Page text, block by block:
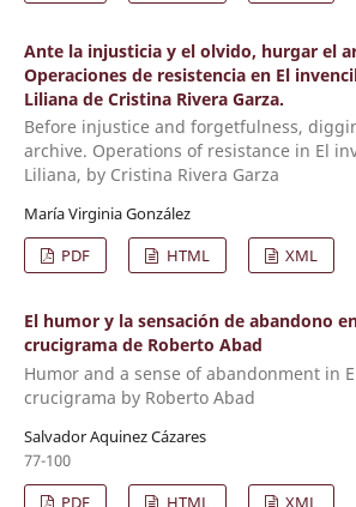
Ante la injusticia y el olvido, hurgar el
Operaciones de resistencia en El
Liliana de Cristina Rivera Garza.
Before injustice and forgetfulness,
archive. Operations of resistance in El
Liliana, by Cristina Rivera Garza
María Virginia González
PDF
HTML XML
El humor y la sensación de abandono
crucigrama de Roberto Abad
Humor and a sense of abandonment in
crucigrama by Roberto Abad
Salvador Aquinez Cázares
77-100
PDF
HTML XML